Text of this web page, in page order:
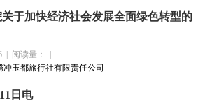
于加快经济社会发展全面绿色转型的
阅读量：
冲玉都旅行社有限责任公司
日电